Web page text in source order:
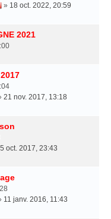
» 18 oct. 2022, 20:59
2021
21 nov. 2017, 13:18
oct. 2017, 23:43
11 janv. 2016, 11:43